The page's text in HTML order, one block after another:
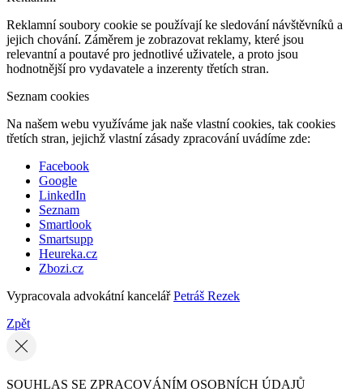
Reklamní soubory cookie se používají ke sledování návštěvníků a
jejich chování. Záměrem je zobrazovat reklamy, které jsou
relevantní a poutavé pro jednotlivé uživatele, a proto jsou
hodnotnější pro vydavatele a inzerenty třetích stran.
Seznam cookies
Na našem webu využíváme jak naše vlastní cookies, tak cookies
třetích stran, jejichž vlastní zásady zpracování uvádíme zde:
Facebook
Google
LinkedIn
Seznam
Smartlook
Smartsupp
Heureka.cz
Zbozi.cz
Vypracovala advokátní kancelářPetráš Rezek
Zpět
SOUHLAS SE ZPRACOVÁNÍM OSOBNÍCH ÚDAJŮ